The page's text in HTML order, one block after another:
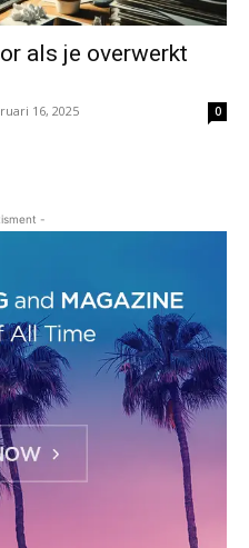
als je overwerkt
16, 2025 0
-